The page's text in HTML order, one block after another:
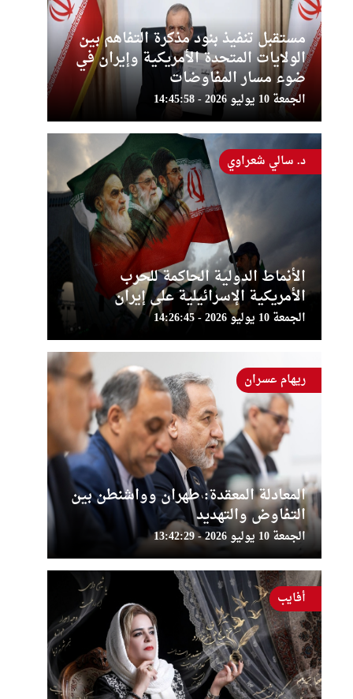
مستقبل تنفيذ بنود مذكرة التفاهم بين
الولايات المتحدة الأمريكية وإيران في
ضوء مسار المفاوضات
الجمعة 10 يوليو 2026 - 14:45:58
الأنماط الدولية الحاكمة للحرب
الأمريكية الإسرائيلية على إيران
الجمعة 10 يوليو 2026 - 14:26:45
د. سالي شعراوي
المعادلة المعقدة: طهران وواشنطن بين
التفاوض والتهديد
الجمعة 10 يوليو 2026 - 13:42:29
ريهام عسران
أفايب